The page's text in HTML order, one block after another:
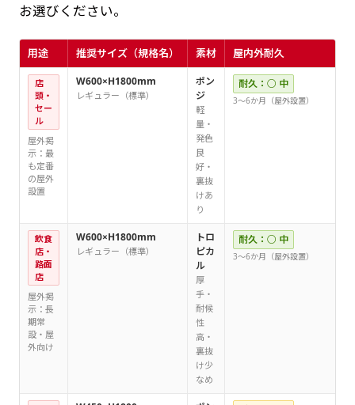
お選びください。
用途 推奨サイズ（規格名） 素材 屋内外耐久
店
頭・
セー
ル
屋外掲
示：最
も定番
の屋外
設置
W600×H1800mm
レギュラー（標準）
ポン
ジ
軽
量・
発色
良
好・
裏抜
けあ
り
耐久：○ 中
3〜6か月（屋外設置）
飲食
店・
路面
店
屋外掲
示：長
期常
設・屋
外向け
W600×H1800mm
レギュラー（標準）
トロ
ピカ
ル
厚
手・
耐候
性
高・
裏抜
け少
なめ
耐久：○ 中
3〜6か月（屋外設置）